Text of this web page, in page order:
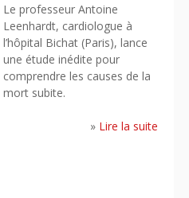
Le professeur Antoine
Leenhardt, cardiologue à
l’hôpital Bichat (Paris), lance
une étude inédite pour
comprendre les causes de la
mort subite.
» Lire la suite